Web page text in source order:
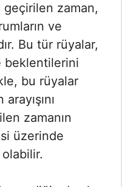
geçirilen zaman,
ve
Bu tür rüyalar,
beklentilerini
bu rüyalar
zamanın
üzerinde